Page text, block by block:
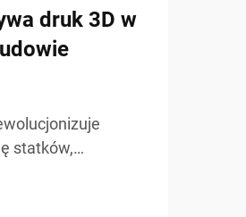
druk 3D w
statków,
produkcję